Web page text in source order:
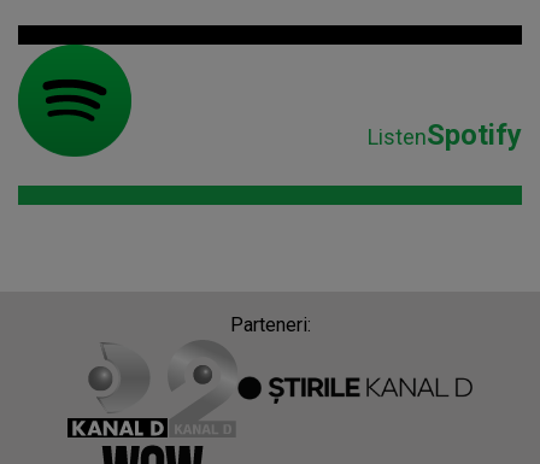
ListenSpotify
Parteneri: